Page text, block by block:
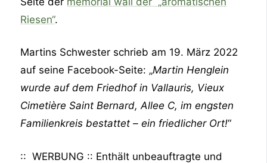
Riesen“.
Martins Schwester schrieb am 19. März 2022
auf seine Facebook-Seite: „Martin Henglein
wurde auf dem Friedhof in Vallauris, Vieux
Cimetière Saint Bernard, Allee C, im engsten
Familienkreis bestattet – ein friedlicher Ort!“
:: WERBUNG :: Enthält unbeauftragte und